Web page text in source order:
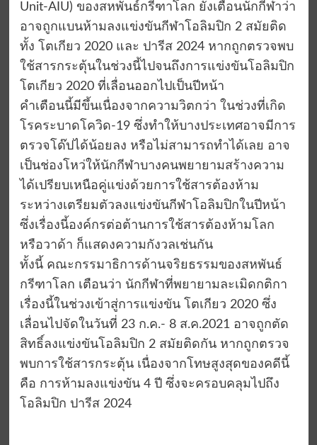
Unit-AIU) ของสหพันธ์กรีฑาโลก ยังเตือนนักกีฬาว่า
อาจถูกแบนห้ามลงแข่งขันกีฬาโอลิมปิก 2 สมัยติด
ทั้ง โตเกียว 2020 และ ปารีส 2024 หากถูกตรวจพบ
ใช้สารกระตุ้นในช่วงนี้ไปจนถึงการแข่งขันโอลิมปิก
โตเกียว 2020 ที่เลื่อนออกไปเป็นปีหน้า
คำเตือนนี้มีขึ้นเนื่องจากความวิตกว่า ในช่วงที่เกิด
โรคระบาดโควิด-19 ซึ่งทำให้บางประเทศอาจมีการ
ตรวจโด๊ปได้น้อยลง หรือไม่สามารถทำได้เลย อาจ
เป็นช่องโหว่ให้นักกีฬาบางคนพยายามสร้างความ
ได้เปรียบเหนือคู่แข่งด้วยการใช้สารต้องห้าม
ระหว่างเตรียมตัวลงแข่งขันกีฬาโอลิมปิกในปีหน้า
ซึ่งเรื่องนี้องค์กรต่อต้านการใช้สารต้องห้ามโลก
หรือวาด้า ก็แสดงความกังวลเช่นกัน
ทั้งนี้ คณะกรรมาธิการด้านจริยธรรมของสหพันธ์
กรีฑาโลก เตือนว่า นักกีฬาที่พยายามละเมิดกติกา
เรื่องนี้ในช่วงเข้าสู่การแข่งขัน โตเกียว 2020 ซึ่ง
เลื่อนไปจัดในวันที่ 23 ก.ค.- 8 ส.ค.2021 อาจถูกตัด
สิทธิ์ลงแข่งขันโอลิมปิก 2 สมัยติดกัน หากถูกตรวจ
พบการใช้สารกระตุ้น เนื่องจากโทษสูงสุดของคดีนี้
คือ การห้ามลงแข่งขัน 4 ปี ซึ่งจะครอบคลุมไปถึง
โอลิมปิก ปารีส 2024